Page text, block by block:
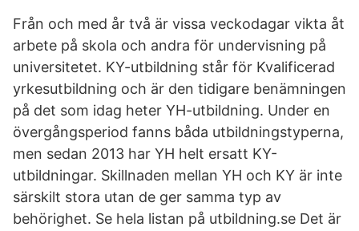
Från och med år två är vissa veckodagar vikta åt
arbete på skola och andra för undervisning på
universitetet. KY-utbildning står för Kvalificerad
yrkesutbildning och är den tidigare benämningen
på det som idag heter YH-utbildning. Under en
övergångsperiod fanns båda utbildningstyperna,
men sedan 2013 har YH helt ersatt KY-
utbildningar. Skillnaden mellan YH och KY är inte
särskilt stora utan de ger samma typ av
behörighet. Se hela listan på utbildning.se Det är